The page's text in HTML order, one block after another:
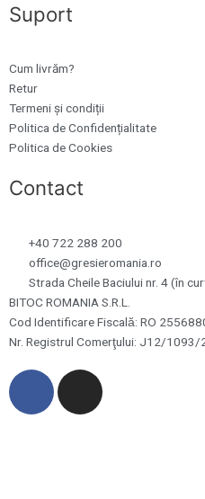
Suport
Cum livrăm?
Retur
Termeni și condiții
Politica de Confidențialitate
Politica de Cookies
Contact
+40 722 288 200
office@gresieromania.ro
Strada Cheile Baciului nr. 4 (în
BITOC ROMANIA S.R.L.
Cod Identificare Fiscală: RO
Nr. Registrul Comerţului: J12/1093/
F
I